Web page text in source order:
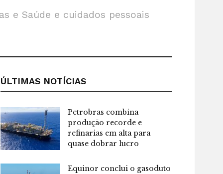
e Saúde e cuidados pessoais
ÚLTIMAS NOTÍCIAS
Petrobras combina
produção recorde e
refinarias em alta para
quase dobrar lucro
Equinor conclui o gasoduto